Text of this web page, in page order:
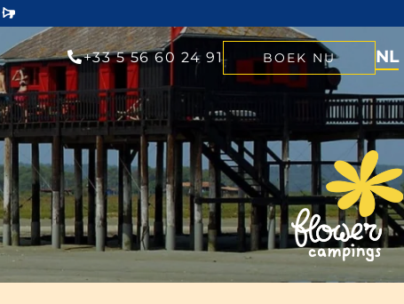
+33 5 56 60 24 91 BOEK NU
NL
FR
DE